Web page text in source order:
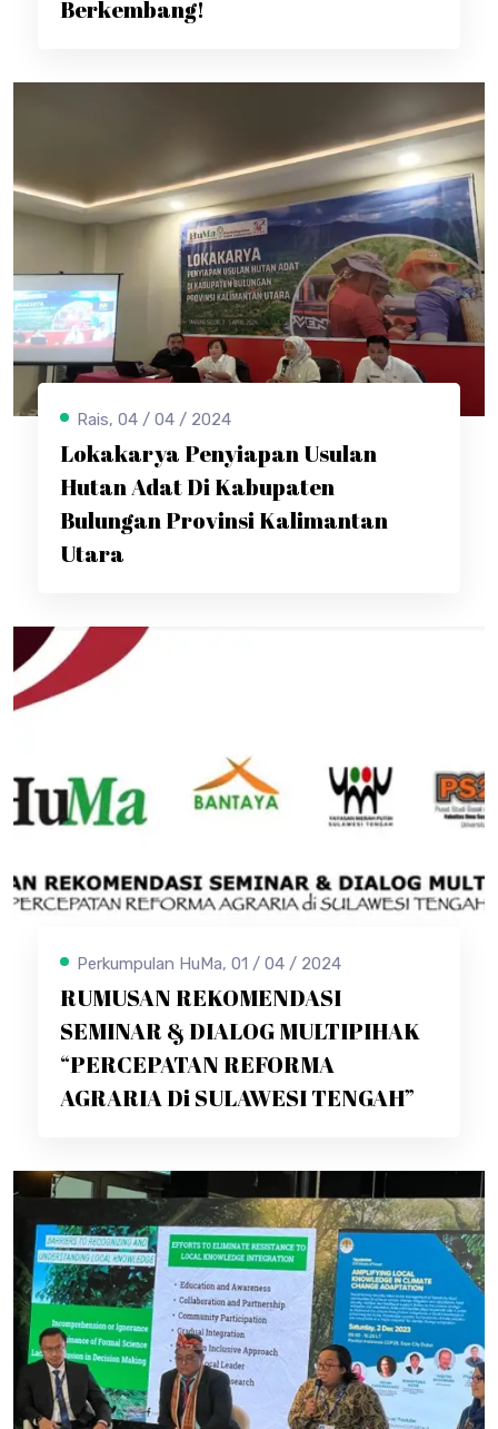
Berkembang!
Rais, 04 / 04 / 2024
Lokakarya Penyiapan Usulan
Hutan Adat Di Kabupaten
Bulungan Provinsi Kalimantan
Utara
Perkumpulan HuMa, 01 / 04 / 2024
RUMUSAN REKOMENDASI
SEMINAR & DIALOG MULTIPIHAK
“PERCEPATAN REFORMA
AGRARIA Di SULAWESI TENGAH”